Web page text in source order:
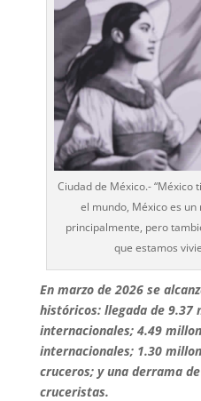
Ciudad de México.-
el mundo, México es
principalmente, pero
que estamos
En marzo de 2026 se
históricos: llegada de 9.37
internacionales; 4.49
internacionales; 1.30
cruceros; y una derrama
cruceristas.